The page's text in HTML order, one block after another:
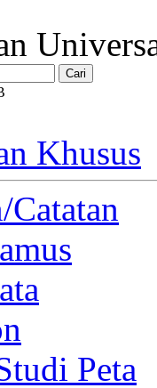
Khusus
Catatan
Peta